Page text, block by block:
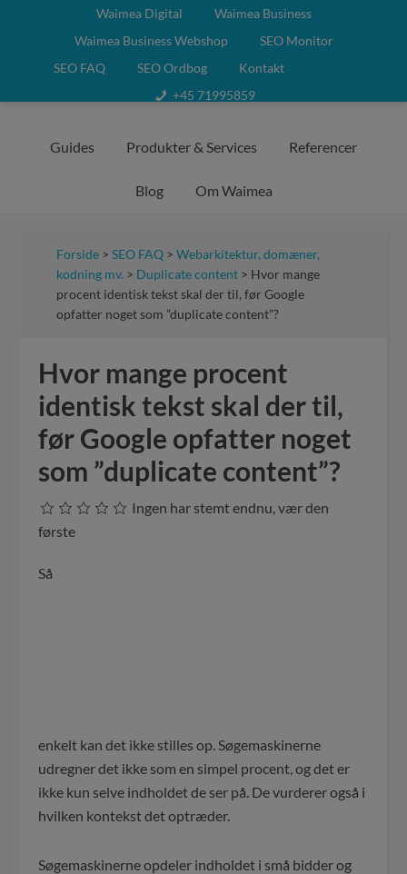
Waimea Digital
Waimea Business
Waimea Business Webshop
SEO Monitor
SEO FAQ
SEO Ordbog
Kontakt
+45 71995859
Guides Produkter & Services Referencer
Blog Om Waimea
Forside >SEO FAQ >Webarkitektur, domæner,
kodning mv. > Duplicate content > Hvor mange
procent identisk tekst skal der til, før Google
opfatter noget som ”duplicate content”?
Hvor mange procent
identisk tekst skal der til,
før Google opfatter noget
som ”duplicate content”?
Ingen har stemt endnu, vær den
første
Så
enkelt kan det ikke stilles op. Søgemaskinerne
udregner det ikke som en simpel procent, og det er
ikke kun selve indholdet de ser på. De vurderer også i
hvilken kontekst det optræder.
Søgemaskinerne opdeler indholdet i små bidder og